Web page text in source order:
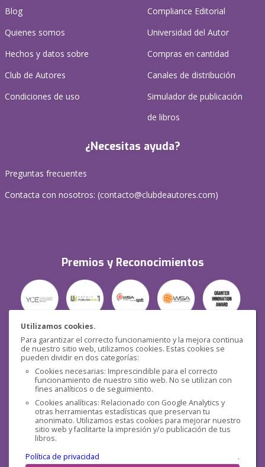
Utilizamos cookies.
Para garantizar el correcto funcionamiento y la mejora continua
de nuestro sitio web, utilizamos cookies. Estas cookies se
pueden dividir en dos categorías:
Cookies necesarias: Imprescindible para el correcto
funcionamiento de nuestro sitio web. No se utilizan con
fines analíticos o de seguimiento.
Cookies analíticas: Relacionado con Google Analytics y
otras herramientas estadísticas que preservan tu
anonimato. Utilizamos estas cookies para mejorar nuestro
sitio web y facilitarte la impresión y/o publicación de tus
libros.
Política de privacidad
.
Blog
Quienes somos
Hechos y datos sobre
Club de Autores
Condiciones de uso
Compliance Editorial
Universidad del Autor
Compras en cantidad
Canales de distribución
Simulador de publicación
de libros
¿Necesitas ayuda?
Preguntas frecuentes
Contacta con nosotros: (contacto@clubdeautores.com)
Premios y Reconocimientos
Seguridad
Redes sociales